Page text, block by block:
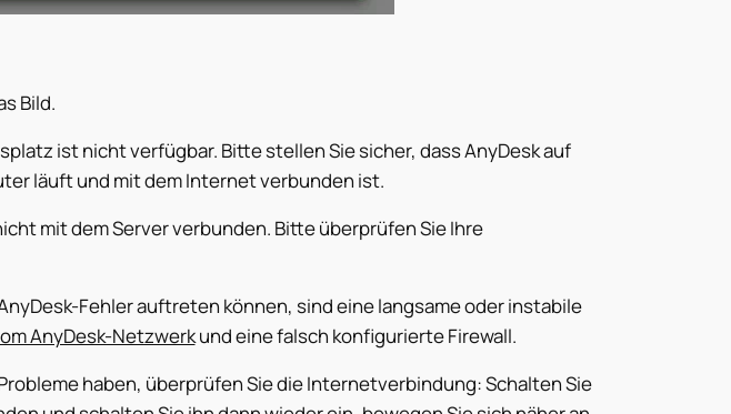
Bild.
ist nicht verfügbar. Bitte stellen Sie sicher, dass AnyDesk auf
läuft und mit dem Internet verbunden ist.
mit dem Server verbunden. Bitte überprüfen Sie Ihre
Fehler auftreten können, sind eine langsame oder instabile
AnyDesk-Netzwerkund eine falsch konfigurierte Firewall.
haben, überprüfen Sie die Internetverbindung: Schalten Sie